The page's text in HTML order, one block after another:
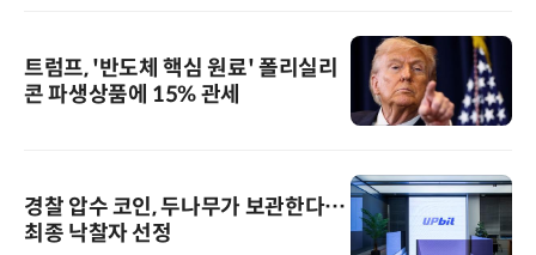
트럼프, '반도체 핵심 원료' 폴리실리
콘 파생상품에 15% 관세
경찰 압수 코인, 두나무가 보관한다…
최종 낙찰자 선정